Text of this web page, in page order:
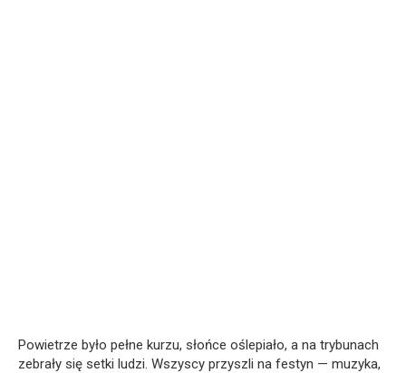
Powietrze było pełne kurzu, słońce oślepiało, a na trybunach
zebrały się setki ludzi. Wszyscy przyszli na festyn — muzyka,